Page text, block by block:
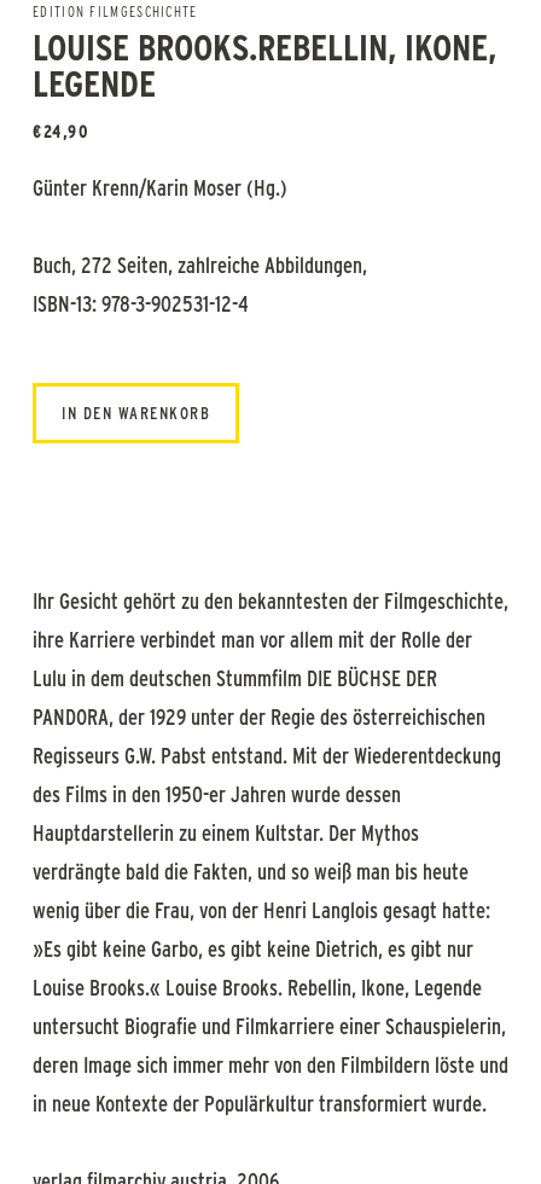
EDITION FILMGESCHICHTE
LOUISE BROOKS.REBELLIN, IKONE,
LEGENDE
€24,90
Günter Krenn/Karin Moser (Hg.)
Buch, 272 Seiten, zahlreiche Abbildungen,
ISBN-13: 978-3-902531-12-4
IN DEN WARENKORB
Ihr Gesicht gehört zu den bekanntesten der Filmgeschichte,
ihre Karriere verbindet man vor allem mit der Rolle der
Lulu in dem deutschen Stummfilm DIE BÜCHSE DER
PANDORA, der 1929 unter der Regie des österreichischen
Regisseurs G.W. Pabst entstand. Mit der Wiederentdeckung
des Films in den 1950-er Jahren wurde dessen
Hauptdarstellerin zu einem Kultstar. Der Mythos
verdrängte bald die Fakten, und so weiß man bis heute
wenig über die Frau, von der Henri Langlois gesagt hatte:
»Es gibt keine Garbo, es gibt keine Dietrich, es gibt nur
Louise Brooks.« Louise Brooks. Rebellin, Ikone, Legende
untersucht Biografie und Filmkarriere einer Schauspielerin,
deren Image sich immer mehr von den Filmbildern löste und
in neue Kontexte der Populärkultur transformiert wurde.